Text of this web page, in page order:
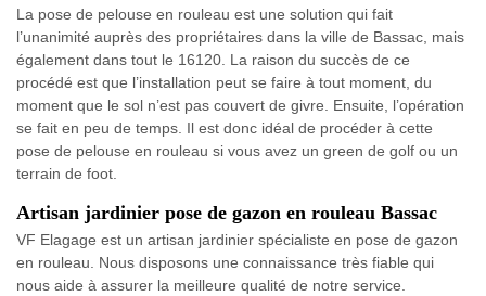
La pose de pelouse en rouleau est une solution qui fait
l’unanimité auprès des propriétaires dans la ville de Bassac, mais
également dans tout le 16120. La raison du succès de ce
procédé est que l’installation peut se faire à tout moment, du
moment que le sol n’est pas couvert de givre. Ensuite, l’opération
se fait en peu de temps. Il est donc idéal de procéder à cette
pose de pelouse en rouleau si vous avez un green de golf ou un
terrain de foot.
Artisan jardinier pose de gazon en rouleau Bassac
VF Elagage est un artisan jardinier spécialiste en pose de gazon
en rouleau. Nous disposons une connaissance très fiable qui
nous aide à assurer la meilleure qualité de notre service.